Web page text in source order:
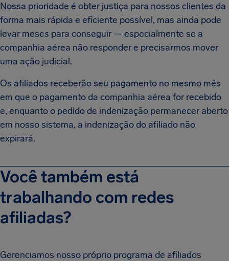
Nossa prioridade é obter justiça para nossos clientes da
forma mais rápida e eficiente possível, mas ainda pode
levar meses para conseguir — especialmente se a
companhia aérea não responder e precisarmos mover
uma ação judicial.
Os afiliados receberão seu pagamento no mesmo mês
em que o pagamento da companhia aérea for recebido
e, enquanto o pedido de indenização permanecer aberto
em nosso sistema, a indenização do afiliado não
expirará.
Você também está
trabalhando com redes
afiliadas?
Gerenciamos nosso próprio programa de afiliados